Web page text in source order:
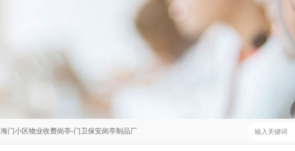
门小区物业收费岗亭-门卫保安岗亭制品厂